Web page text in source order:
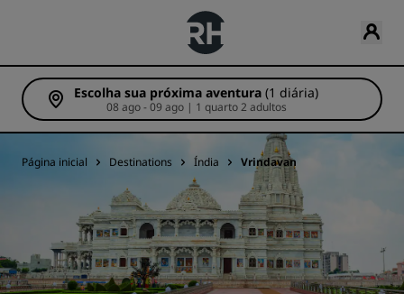
Escolha sua próxima aventura (1 diária)
08 ago - 09 ago | 1 quarto 2 adultos
Página inicial Destinations Índia Vrindavan